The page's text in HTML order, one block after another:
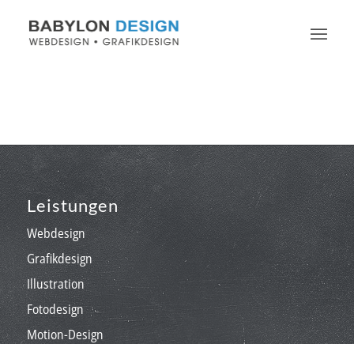
Leistungen
Webdesign
Grafikdesign
Illustration
Fotodesign
Motion-Design